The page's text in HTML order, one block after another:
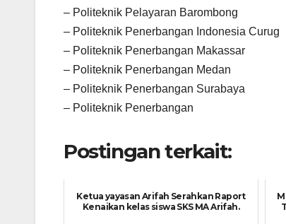
– Politeknik Pelayaran Barombong
– Politeknik Penerbangan Indonesia Curug
– Politeknik Penerbangan Makassar
– Politeknik Penerbangan Medan
– Politeknik Penerbangan Surabaya
– Politeknik Penerbangan
Postingan terkait:
Ketua yayasan Arifah Serahkan Raport
Kenaikan kelas siswa SKS MA Arifah.